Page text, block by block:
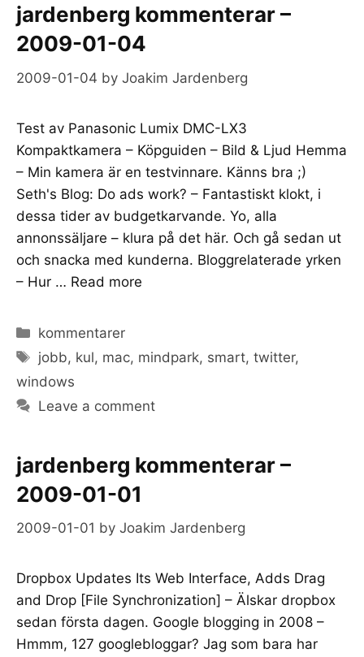
jardenberg kommenterar –
2009-01-04
2009-01-04 by Joakim Jardenberg
Test av Panasonic Lumix DMC-LX3
Kompaktkamera – Köpguiden – Bild & Ljud Hemma
– Min kamera är en testvinnare. Känns bra ;)
Seth's Blog: Do ads work? – Fantastiskt klokt, i
dessa tider av budgetkarvande. Yo, alla
annonssäljare – klura på det här. Och gå sedan ut
och snacka med kunderna. Bloggrelaterade yrken
– Hur … Read more
Categories
kommentarer
Tags
jobb, kul, mac, mindpark, smart,twitter,
windows
Leave a comment
jardenberg kommenterar –
2009-01-01
2009-01-01 by Joakim Jardenberg
Dropbox Updates Its Web Interface, Adds Drag
and Drop [File Synchronization] – Älskar dropbox
sedan första dagen. Google blogging in 2008 –
Hmmm, 127 googlebloggar? Jag som bara har